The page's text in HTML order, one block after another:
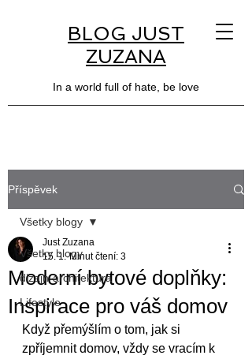
BLOG JUST
ZUZANA
In a world full of hate, be love
Příspěvek
Všetky blogy
dizajn-architektúra
Lifestyle
Všetky blogy
Moderní bytové doplňky:
Inspirace pro váš domov
Just Zuzana
15. 1. Minut čtení: 3
Když přemýšlím o tom, jak si
zpříjemnit domov, vždy se vracím k